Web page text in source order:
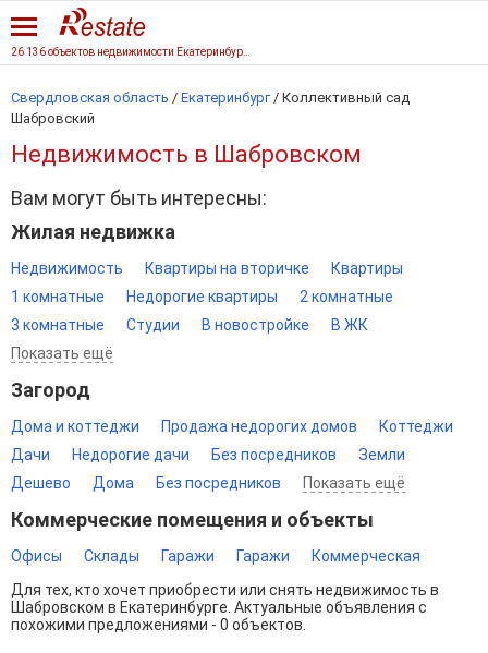
Свердловская область / Екатеринбург / Коллективный сад
Шабровский
Недвижимость в Шабровском
Вам могут быть интересны:
Жилая недвижка
Недвижимость Квартиры на вторичке
Квартиры
1 комнатные
Недорогие квартиры
2 комнатные
3 комнатные
Студии В новостройке
В ЖК
Показать ещё
Загород
Дома и коттеджи Продажа недорогих домов
Коттеджи
Дачи
Недорогие дачи Без посредников
Земли
Дешево
Дома Без посредников Показать ещё
Коммерческие помещения и объекты
Офисы Склады Гаражи Гаражи
Коммерческая
Для тех, кто хочет приобрести или снять недвижимость в
Шабровском в Екатеринбурге. Актуальные объявления с
похожими предложениями - 0 объектов.